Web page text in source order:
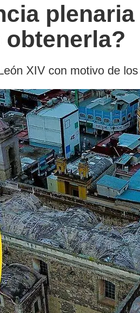
XIV con motivo de